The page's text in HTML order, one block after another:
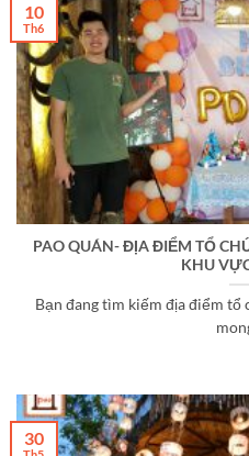
PAO QUÁN- ĐỊA ĐIỂM TỔ
KHU
Bạn đang tìm kiếm địa điểm
10
Th6
30